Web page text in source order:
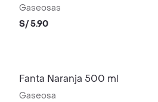
Gaseosas
S/ 5.90
Fanta Naranja 500 ml
Gaseosa